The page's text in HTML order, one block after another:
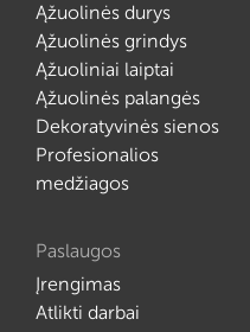
Ąžuolinės durys
Ąžuolinės grindys
Ąžuoliniai laiptai
Ąžuolinės palangės
Dekoratyvinės sienos
Profesionalios
medžiagos
Paslaugos
Įrengimas
Atlikti darbai